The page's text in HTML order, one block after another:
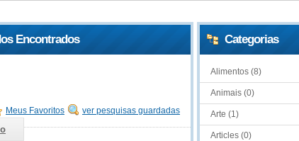
Encontrados
ver pesquisas guardadas
Meus Favoritos
Categorias
Alimentos (8)
Animais (0)
Arte (1)
Articles (0)